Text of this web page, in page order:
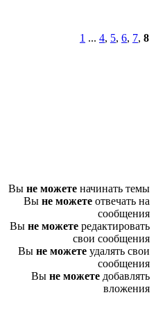
1 ... 4, 5, 6, 7, 8
Вы не можете начинать темы
Вы не можете отвечать на
сообщения
Вы не можете редактировать
свои сообщения
Вы не можете удалять свои
сообщения
Вы не можете добавлять
вложения